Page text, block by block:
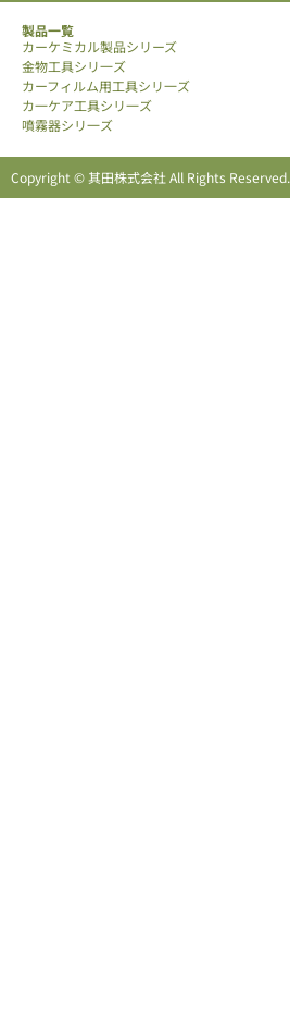
製品一覧
カーケミカル製品シリーズ
金物工具シリ一ズ
カーフィルム用工具シリ一ズ
カ一ケア工具シリ一ズ
噴霧器シリ一ズ
Copyright © 其田株式会社 All Rights Reserved.